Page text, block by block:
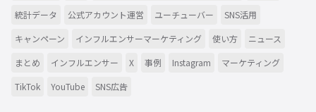
統計データ
公式アカウント運営 ユーチューバー
SNS活用
キャンペーン
インフルエンサーマーケティング 使い方
ニュース
まとめ
インフルエンサー X 事例 Instagram
マーケティング
TikTok
YouTube SNS広告